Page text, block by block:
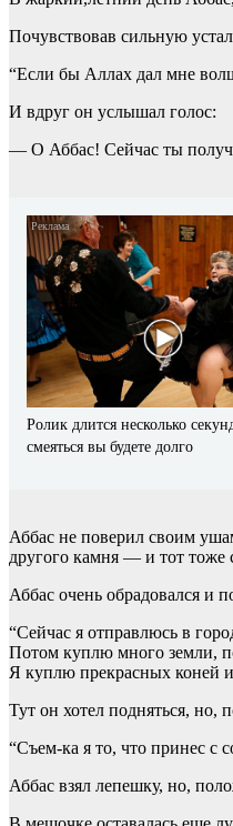
Почувствовав сильную
“Если бы Аллах дал мне
И вдруг он услышал голос:
— О Аббас! Сейчас ты
Ролик длится несколько
смеяться вы будете долго
Аббас не поверил своим
другого камня — и тот тоже
Аббас очень обрадовался и
“Сейчас я отправлюсь в
Потом куплю много земли,
Я куплю прекрасных коней
Тут он хотел подняться, но,
“Съем-ка я то, что принес с
Аббас взял лепешку, но,